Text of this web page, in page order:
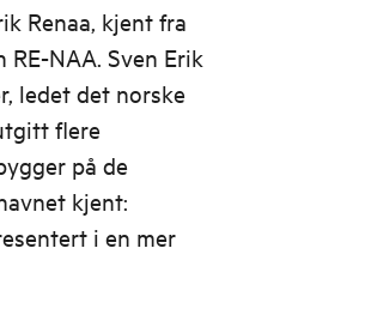
Renaa, kjent fra
NAA. Sven Erik
ledet det norske
flere
på de
kjent:
i en mer